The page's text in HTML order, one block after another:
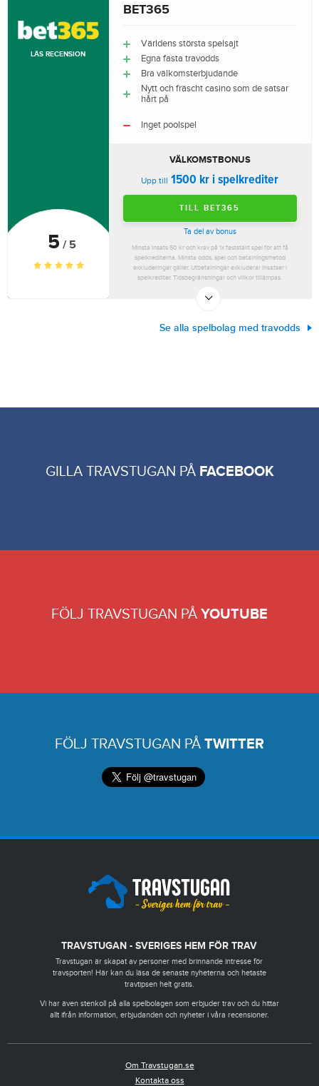
5 / 5
LÄS RECENSION
BET365
Världens största spelsajt
Egna fasta travodds
Bra välkomsterbjudande
Nytt och fräscht casino som de satsar
hårt på
Inget poolspel
VÄLKOMSTBONUS
Upp till 1500 kr i spelkrediter
TILL BET365
Ta del av bonus
Minsta insats 50 kr och krav på 1x fastställt spel för att få
spelkrediterna. Minsta odds, spel och betalningsmetod
exkluderingar gäller. Utbetalningar exkluderar insatser i
spelkrediter. Tidsbegränsningar och villkor tillämpas.
Se alla spelbolag med travodds
GILLA TRAVSTUGAN PÅ FACEBOOK
FÖLJ TRAVSTUGAN PÅ YOUTUBE
FÖLJ TRAVSTUGAN PÅ TWITTER
TRAVSTUGAN - SVERIGES HEM FÖR TRAV
Travstugan är skapat av personer med brinnande intresse för
travsporten! Här kan du läsa de senaste nyheterna och hetaste
travtipsen helt gratis.
Vi har även stenkoll på alla spelbolagen som erbjuder trav och du hittar
allt ifrån information, erbjudanden och nyheter i våra recensioner.
Om Travstugan.se
Kontakta oss